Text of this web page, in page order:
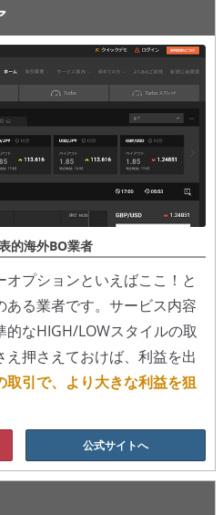
的海外BO業者
プションといえばここ！と
る業者です。サービス内容
的なHIGH/LOWスタイルの取
押さえておけば、利益を出
取引で、より大きな利益を狙
公式サイトへ